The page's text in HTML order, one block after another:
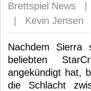
Brettspiel News |
| Kevin Jensen
Nachdem Sierra
beliebten
angekündigt hat,
die Schlacht